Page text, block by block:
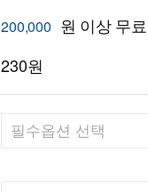
200,000 원 이상 무
230원